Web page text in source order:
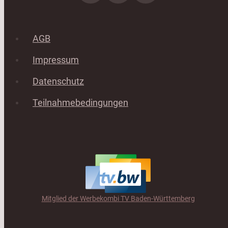
AGB
Impressum
Datenschutz
Teilnahmebedingungen
Mitglied der Werbekombi TV Baden-Württemberg